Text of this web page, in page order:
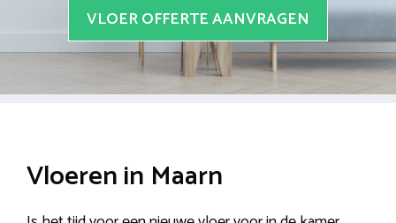
VLOER OFFERTE AANVRAGEN
Vloeren in Maarn